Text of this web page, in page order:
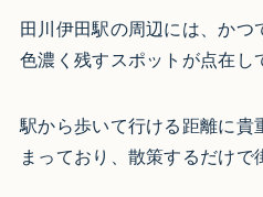
田川伊田駅の周辺には、かつ
色濃く残すスポットが点在し
駅から歩いて行ける距離に
まっており、散策するだけで